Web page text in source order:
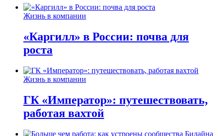
Жизнь в компании
«Каргилл» в России: почва для
роста
Жизнь в компании
ГК «Император»: путешествовать,
работая вахтой